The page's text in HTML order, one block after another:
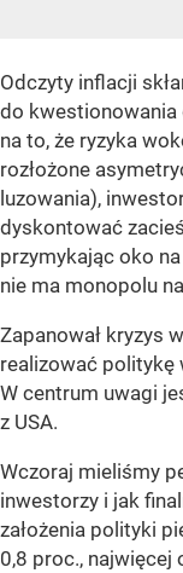
Odczyty inflacji
do kwestionowania
na to, że ryzyka
rozłożone
luzowania),
dyskontować
przymykając oko
nie ma monopolu
Zapanował kryzys
realizować politykę
W centrum uwagi
z USA.
Wczoraj mieliśmy
inwestorzy i jak
założenia polityki
0,8 proc., najwięcej